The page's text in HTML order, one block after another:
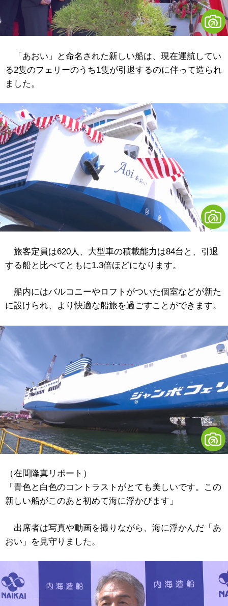
「あおい」と命名された新しい船は、現在運航してい
る2隻のフェリーのうち1隻が引退するのに伴って造られ
ました。
旅客定員は620人、大型車の積載能力は84台と、引退
する船と比べてともに1.3倍ほどになります。
船内にはバルコニーやロフトがついた個室などが新た
に設けられ、より快適な船旅を過ごすことができます。
（在間隆真リポート）
「青色と白色のコントラストがとても美しいです。この
新しい船がこのあと初めて海に浮かびます」
出席者は写真や動画を撮りながら、海に浮かんだ「あ
おい」を見守りました。